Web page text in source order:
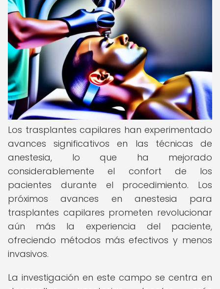
Los trasplantes capilares han experimentado
avances significativos en las técnicas de
anestesia, lo que ha mejorado
considerablemente el confort de los
pacientes durante el procedimiento. Los
próximos avances en anestesia para
trasplantes capilares prometen revolucionar
aún más la experiencia del paciente,
ofreciendo métodos más efectivos y menos
invasivos.
La investigación en este campo se centra en